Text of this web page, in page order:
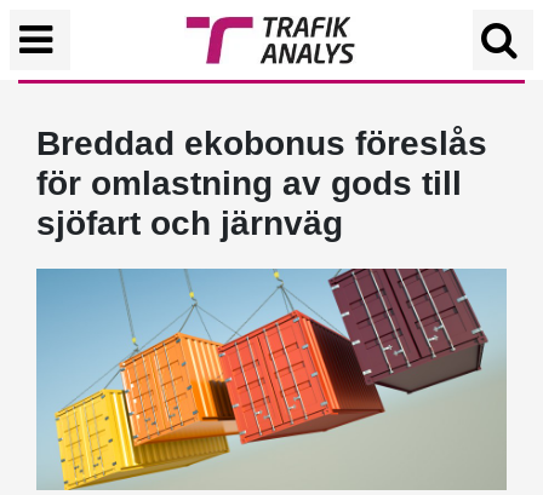
Breddad ekobonus föreslås
för omlastning av gods till
sjöfart och järnväg